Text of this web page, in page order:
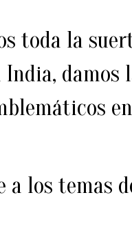
toda la
damos
los temas